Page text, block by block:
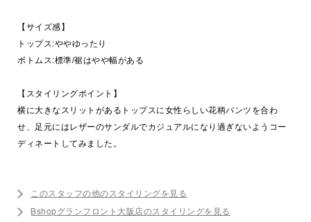
【サイズ感】
トップス:ややゆったり
ボトムス:標準/裾はやや幅がある
【スタイリングポイント】
横に大きなスリットがあるトップスに女性らしい花柄パンツを合わ
せ、足元にはレザーのサンダルでカジュアルになり過ぎないようコー
ディネートしてみました。
このスタッフの他のスタイリングを見る
Bshopグランフロント大阪店のスタイリングを見る